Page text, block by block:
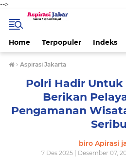
-->
Home Terpopuler Indeks
› Aspirasi Jakarta
Polri Hadir
Berikan
Pengamanan
Seribu
biro Apirasi
7 Des 2025 | Desember 07,